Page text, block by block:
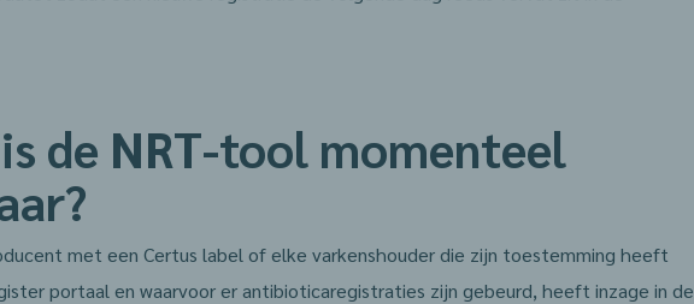
de NRT-tool momenteel
met een Certus label of elke varkenshouder die zijn toestemming heeft
portaal en waarvoor er antibioticaregistraties zijn gebeurd, heeft inzage in de